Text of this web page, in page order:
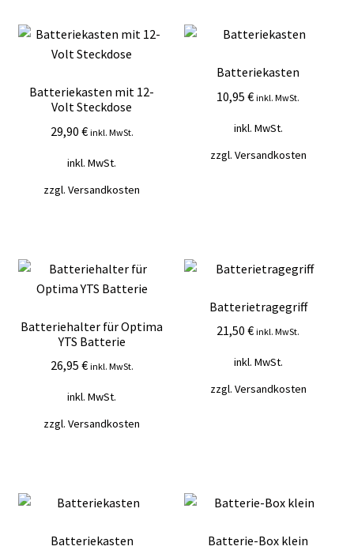
Batteriekasten mit 12-
Volt Steckdose
29,90 € inkl. MwSt.
inkl. MwSt.
zzgl.Versandkosten
Batteriekasten
10,95€ inkl. MwSt.
inkl. MwSt.
zzgl. Versandkosten
Batteriehalter für Optima
YTS Batterie
26,95 € inkl. MwSt.
inkl. MwSt.
zzgl.Versandkosten
Batterietragegriff
21,50€ inkl. MwSt.
inkl. MwSt.
zzgl. Versandkosten
Batteriekasten Batterie-Box klein